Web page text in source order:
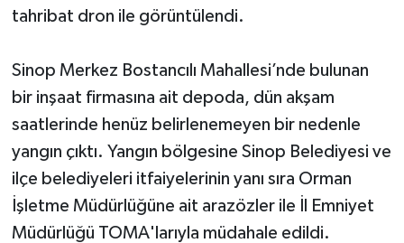
tahribat dron ile görüntülendi.
Sinop Merkez Bostancılı Mahallesi’nde bulunan
bir inşaat firmasına ait depoda, dün akşam
saatlerinde henüz belirlenemeyen bir nedenle
yangın çıktı. Yangın bölgesine Sinop Belediyesi ve
ilçe belediyeleri itfaiyelerinin yanı sıra Orman
İşletme Müdürlüğüne ait arazözler ile İl Emniyet
Müdürlüğü TOMA'larıyla müdahale edildi.